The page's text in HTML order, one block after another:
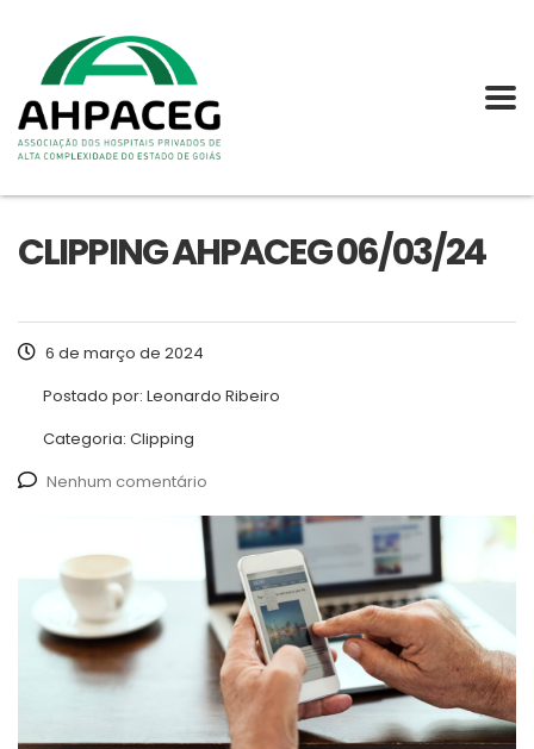
CLIPPING AHPACEG 06/03/24
6 de março de 2024
Postado por: Leonardo Ribeiro
Categoria: Clipping
Nenhum comentário